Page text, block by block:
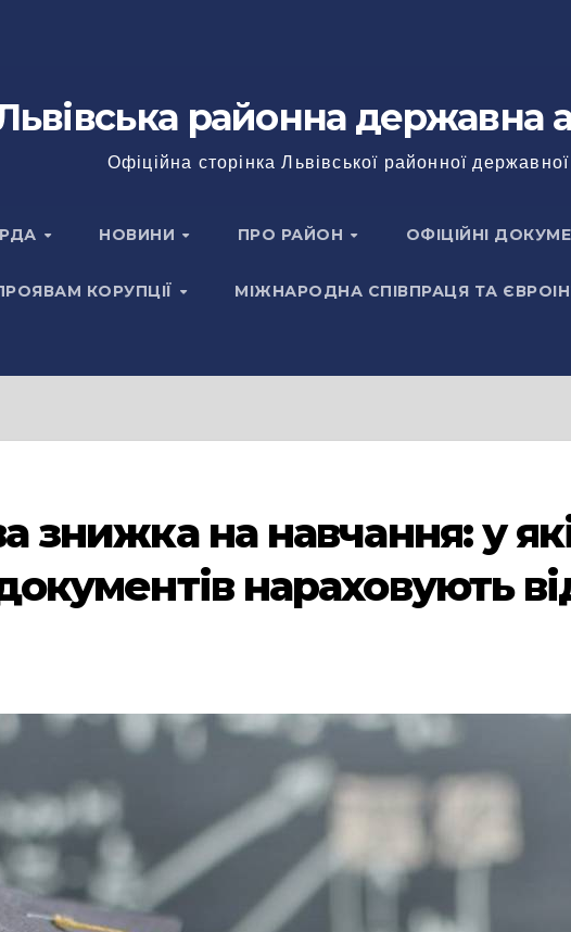
районна державна
Офіційна сторінка Львівської районної державної
НОВИНИ ПРО РАЙОН ОФІЦІЙНІ
КОРУПЦІЇ МІЖНАРОДНА СПІВПРАЦЯ ТА
знижка на навчання: у
нараховують